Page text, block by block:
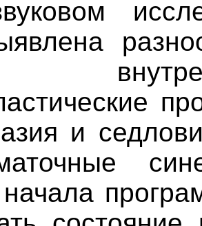
и
начала